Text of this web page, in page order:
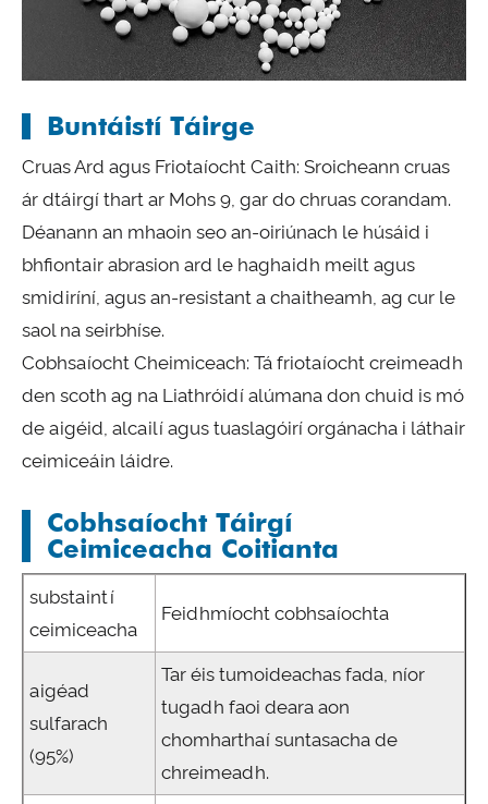
Buntáistí Táirge
Cruas Ard agus Friotaíocht Caith: Sroicheann cruas
ár dtáirgí thart ar Mohs 9, gar do chruas corandam.
Déanann an mhaoin seo an-oiriúnach le húsáid i
bhfiontair abrasion ard le haghaidh meilt agus
smidiríní, agus an-resistant a chaitheamh, ag cur le
saol na seirbhíse.
Cobhsaíocht Cheimiceach: Tá friotaíocht creimeadh
den scoth ag na Liathróidí alúmana don chuid is mó
de aigéid, alcailí agus tuaslagóirí orgánacha i láthair
ceimiceáin láidre.
Cobhsaíocht Táirgí
Ceimiceacha Coitianta
substaintí
ceimiceacha
Feidhmíocht cobhsaíochta
aigéad
sulfarach
(95%)
Tar éis tumoideachas fada, níor
tugadh faoi deara aon
chomharthaí suntasacha de
chreimeadh.